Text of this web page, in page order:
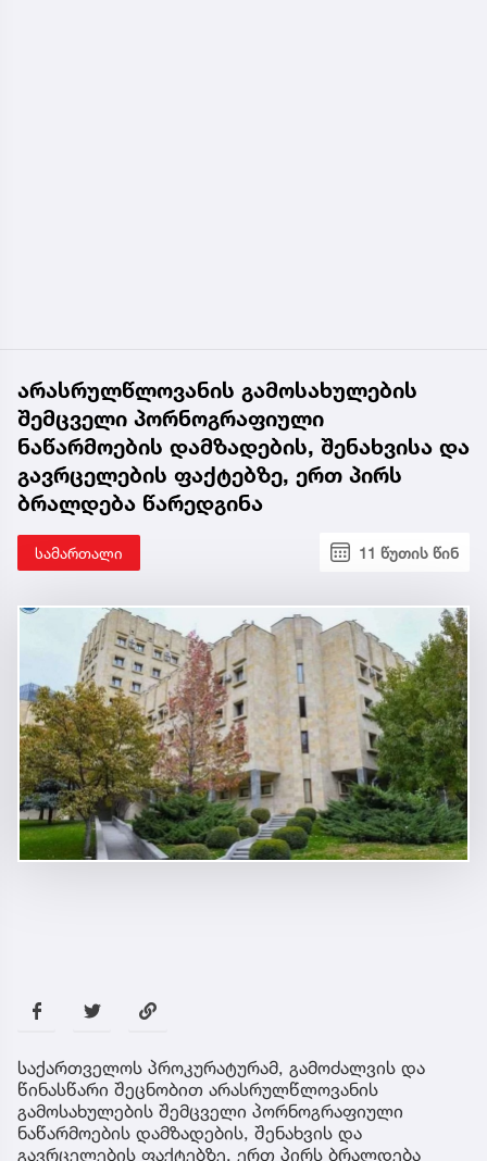
არასრულწლოვანის გამოსახულების
შემცველი პორნოგრაფიული
ნაწარმოების დამზადების, შენახვისა და
გავრცელების ფაქტებზე, ერთ პირს
ბრალდება წარედგინა
სამართალი 11 წუთის წინ
საქართველოს პროკურატურამ, გამოძალვის და
წინასწარი შეცნობით არასრულწლოვანის
გამოსახულების შემცველი პორნოგრაფიული
ნაწარმოების დამზადების, შენახვის და
გავრცელების ფაქტებზე, ერთ პირს ბრალდება